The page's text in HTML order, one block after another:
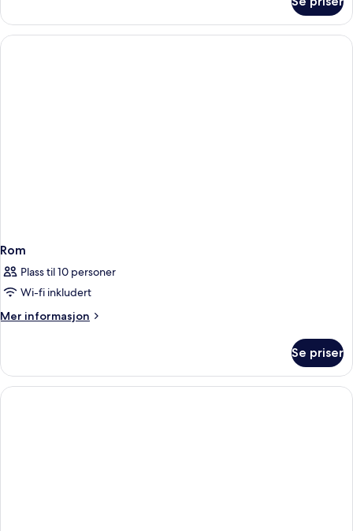
delvis
sjøutsikt
(2
Rom
Plass til 10 personer
Wi-fi inkludert
Mer informasjon
Mer
Se priser